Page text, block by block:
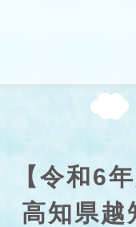
【令和6年
高知県越